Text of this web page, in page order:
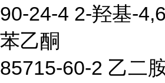
90-24-4 2-羟基-
苯乙酮
85715-60-2 乙二